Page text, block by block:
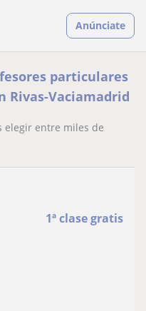
Anúnciate
particulares
Rivas-Vaciamadrid
elegir entre miles de
1ª clase gratis